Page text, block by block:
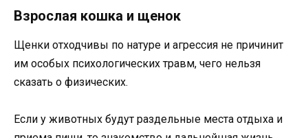
Взрослая кошка и щенок
Щенки отходчивы по натуре и агрессия не причинит
им особых психологических травм, чего нельзя
сказать о физических.
Если у животных будут раздельные места отдыха и